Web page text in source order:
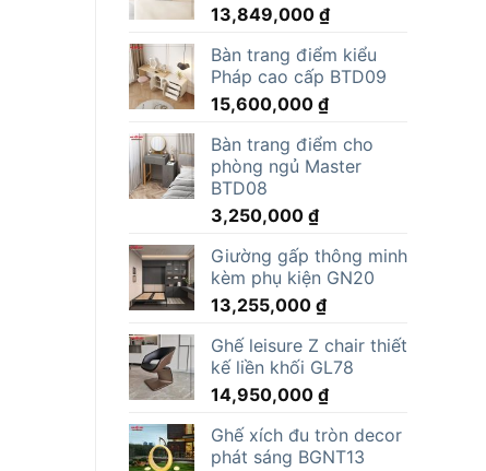
13,849,000 ₫
Bàn trang điểm kiểu
Pháp cao cấp BTD09
15,600,000 ₫
Bàn trang điểm cho
phòng ngủ Master
BTD08
3,250,000 ₫
Giường gấp thông minh
kèm phụ kiện GN20
13,255,000 ₫
Ghế leisure Z chair thiết
kế liền khối GL78
14,950,000 ₫
Ghế xích đu tròn decor
phát sáng BGNT13